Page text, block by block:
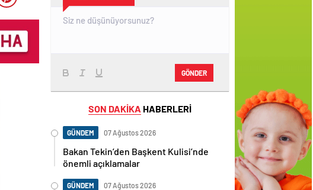
GÖNDER
SON DAKİKA HABERLERİ
GÜNDEM 07 Ağustos 2026
Bakan Tekin’den Başkent Kulisi’nde
önemli açıklamalar
GÜNDEM 07 Ağustos 2026